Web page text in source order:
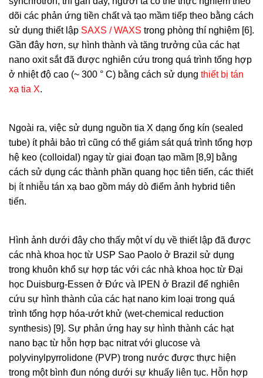
dõi các phản ứng tiền chất và tạo mầm tiếp theo bằng cách
sử dụng thiết lập SAXS / WAXS trong phòng thí nghiệm [6].
Gần đây hơn, sự hình thành và tăng trưởng của các hạt
nano oxit sắt đã được nghiên cứu trong quá trình tổng hợp
ở nhiệt độ cao (~ 300 ° C) bằng cách sử dụng thiết bị tán
xạ tia X.
Ngoài ra, việc sử dụng nguồn tia X dạng ống kín (sealed
tube) ít phải bảo trì cũng có thể giám sát quá trình tổng hợp
hệ keo (colloidal) ngay từ giai đoạn tạo mầm [8,9] bằng
cách sử dụng các thành phần quang học tiên tiến, các thiết
bị ít nhiễu tán xạ bao gồm máy dò điểm ảnh hybrid tiên
tiến.
Hình ảnh dưới đây cho thấy một ví dụ về thiết lập đã được
các nhà khoa học từ USP Sao Paolo ở Brazil sử dụng
trong khuôn khổ sự hợp tác với các nhà khoa học từ Đại
học Duisburg-Essen ở Đức và IPEN ở Brazil để nghiên
cứu sự hình thành của các hạt nano kim loại trong quá
trình tổng hợp hóa-ướt khử (wet-chemical reduction
synthesis) [9]. Sự phản ứng hay sự hình thành các hạt
nano bạc từ hỗn hợp bạc nitrat với glucose và
polyvinylpyrrolidone (PVP) trong nước được thực hiện
trong một bình đun nóng dưới sự khuấy liên tục. Hỗn hợp